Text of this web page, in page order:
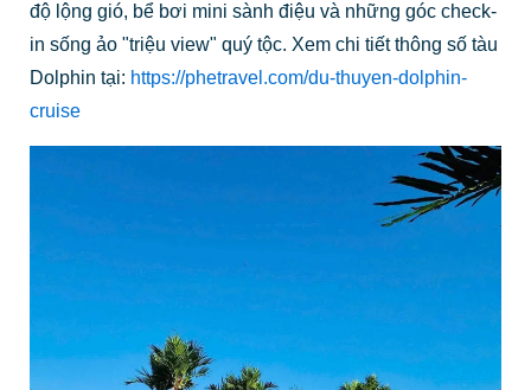
độ lộng gió, bể bơi mini sành điệu và những góc check-
in sống ảo "triệu view" quý tộc. Xem chi tiết thông số tàu
Dolphin tại: https://phetravel.com/du-thuyen-dolphin-
cruise